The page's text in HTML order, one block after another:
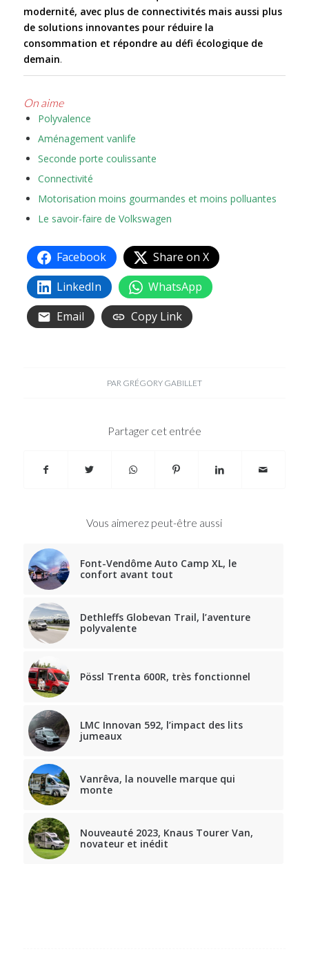
modernité, avec plus de connectivités mais aussi plus
de solutions innovantes pour réduire la
consommation et répondre au défi écologique de
demain.
On aime
Polyvalence
Aménagement vanlife
Seconde porte coulissante
Connectivité
Motorisation moins gourmandes et moins polluantes
Le savoir-faire de Volkswagen
Facebook
Share on X
LinkedIn
WhatsApp
Email
Copy Link
PAR GRÉGORY GABILLET
Partager cet entrée
Vous aimerez peut-être aussi
Font-Vendôme Auto Camp XL, le
confort avant tout
Dethleffs Globevan Trail, l’aventure
polyvalente
Pössl Trenta 600R, très fonctionnel
LMC Innovan 592, l’impact des lits
jumeaux
Vanrêva, la nouvelle marque qui
monte
Nouveauté 2023, Knaus Tourer Van,
novateur et inédit